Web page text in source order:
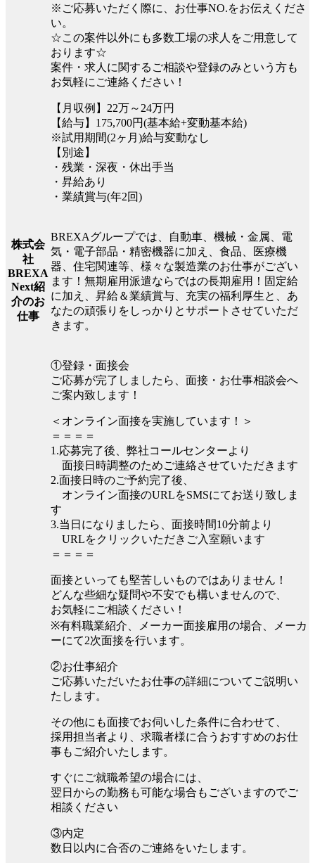
※ご応募いただく際に、お仕事NO.をお伝えくださ
い。
☆この案件以外にも多数工場の求人をご用意して
おります☆
案件・求人に関するご相談や登録のみという方も
お気軽にご連絡ください！
【月収例】22万～24万円
【給与】175,700円(基本給+変動基本給)
※試用期間(2ヶ月)給与変動なし
【別途】
・残業・深夜・休出手当
・昇給あり
・業績賞与(年2回)
株式会
社
BREXA
Next紹
介のお
仕事
BREXAグループでは、自動車、機械・金属、電
気・電子部品・精密機器に加え、食品、医療機
器、住宅関連等、様々な製造業のお仕事がござい
ます！無期雇用派遣ならではの長期雇用！固定給
に加え、昇給＆業績賞与、充実の福利厚生と、あ
なたの頑張りをしっかりとサポートさせていただ
きます。
①登録・面接会
ご応募が完了しましたら、面接・お仕事相談会へ
ご案内致します！
＜オンライン面接を実施しています！＞
＝＝＝＝
1.応募完了後、弊社コールセンターより
面接日時調整のためご連絡させていただきます
2.面接日時のご予約完了後、
オンライン面接のURLをSMSにてお送り致しま
す
3.当日になりましたら、面接時間10分前より
URLをクリックいただきご入室願います
＝＝＝＝
面接といっても堅苦しいものではありません！
どんな些細な疑問や不安でも構いませんので、
お気軽にご相談ください！
※有料職業紹介、メーカー面接雇用の場合、メーカ
ーにて2次面接を行います。
②お仕事紹介
ご応募いただいたお仕事の詳細についてご説明い
たします。
その他にも面接でお伺いした条件に合わせて、
採用担当者より、求職者様に合うおすすめのお仕
事もご紹介いたします。
すぐにご就職希望の場合には、
翌日からの勤務も可能な場合もございますのでご
相談ください
③内定
数日以内に合否のご連絡をいたします。